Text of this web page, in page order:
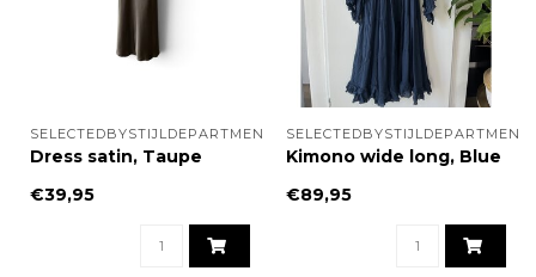
SELECTEDBYSTIJLDEPARTMENT
Dress satin, Taupe
€39,95
SELECTEDBYSTIJLDEPARTMENT
Kimono wide long, Blue
€89,95